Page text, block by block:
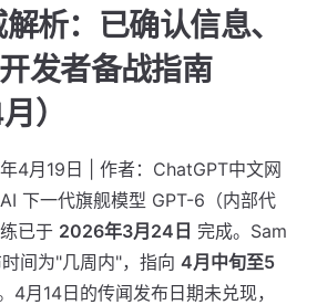
析：已确认信息、
发者备战指南
）
4月19日 | 作者：ChatGPT中文网
下一代旗舰模型 GPT-6（内部代
已于 2026年3月24日 完成。Sam
间为"几周内"，指向 4月中旬至5
4月14日的传闻发布日期未兑现，